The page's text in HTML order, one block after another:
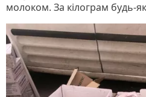
молоком. За кілограм будь-